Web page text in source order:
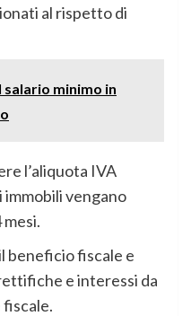
al rispetto di
salario minimo in
l’aliquota IVA
vengano
beneficio fiscale e
e interessi da
fiscale.